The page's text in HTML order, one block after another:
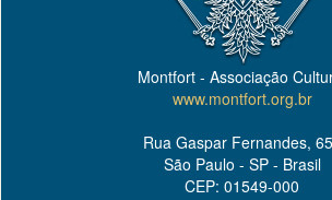
Montfort - Associação
www.montfort.org.br
Rua Gaspar Fernandes,
São Paulo - SP - Brasil
CEP: 01549-000